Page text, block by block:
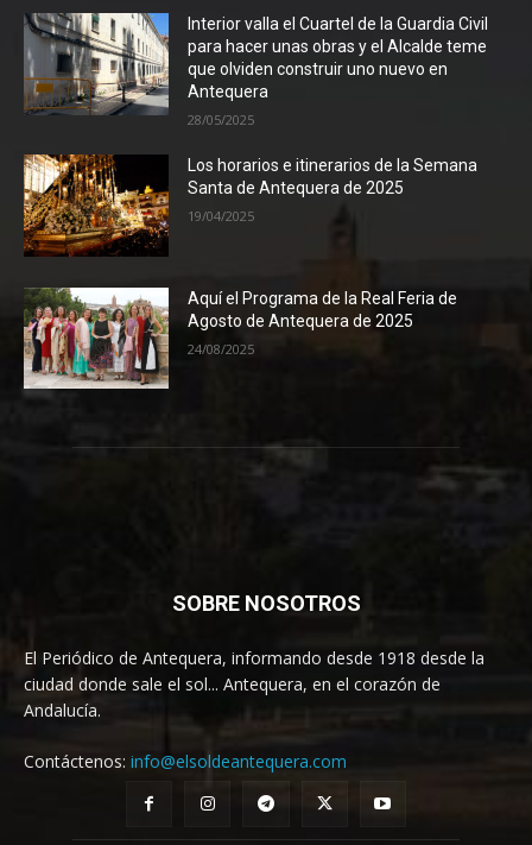
Interior valla el Cuartel de la Guardia Civil
para hacer unas obras y el Alcalde teme
que olviden construir uno nuevo en
Antequera
28/05/2025
Los horarios e itinerarios de la Semana
Santa de Antequera de 2025
19/04/2025
Aquí el Programa de la Real Feria de
Agosto de Antequera de 2025
24/08/2025
SOBRE NOSOTROS
El Periódico de Antequera, informando desde 1918 desde la
ciudad donde sale el sol... Antequera, en el corazón de
Andalucía.
Contáctenos: info@elsoldeantequera.com